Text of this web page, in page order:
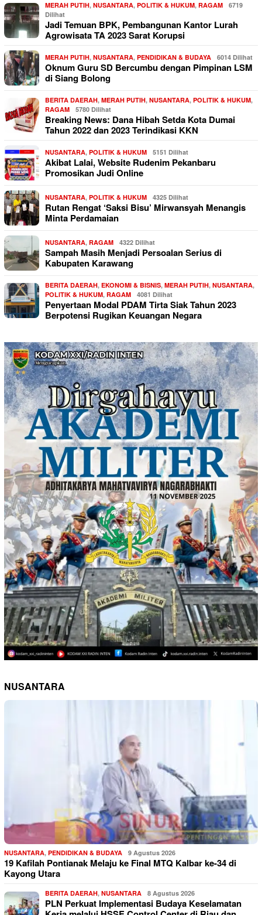
MERAH PUTIH, NUSANTARA, POLITIK & HUKUM, RAGAM
6719
Dilihat
Jadi Temuan BPK, Pembangunan Kantor Lurah
Agrowisata TA 2023 Sarat Korupsi
MERAH PUTIH, NUSANTARA, PENDIDIKAN & BUDAYA 6014 Dilihat
Oknum Guru SD Bercumbu dengan Pimpinan LSM
di Siang Bolong
BERITA DAERAH, MERAH PUTIH, NUSANTARA, POLITIK & HUKUM,
RAGAM
5780 Dilihat
Breaking News: Dana Hibah Setda Kota Dumai
Tahun 2022 dan 2023 Terindikasi KKN
NUSANTARA, POLITIK & HUKUM 5151 Dilihat
Akibat Lalai, Website Rudenim Pekanbaru
Promosikan Judi Online
NUSANTARA, POLITIK & HUKUM 4325 Dilihat
Rutan Rengat ‘Saksi Bisu’ Mirwansyah Menangis
Minta Perdamaian
NUSANTARA, RAGAM 4322 Dilihat
Sampah Masih Menjadi Persoalan Serius di
Kabupaten Karawang
BERITA DAERAH, EKONOMI & BISNIS, MERAH PUTIH, NUSANTARA,
POLITIK & HUKUM, RAGAM 4081 Dilihat
Penyertaan Modal PDAM Tirta Siak Tahun 2023
Berpotensi Rugikan Keuangan Negara
NUSANTARA
NUSANTARA, PENDIDIKAN & BUDAYA 9 Agustus 2026
19 Kafilah Pontianak Melaju ke Final MTQ Kalbar ke-34 di
Kayong Utara
BERITA DAERAH, NUSANTARA 8 Agustus 2026
PLN Perkuat Implementasi Budaya Keselamatan